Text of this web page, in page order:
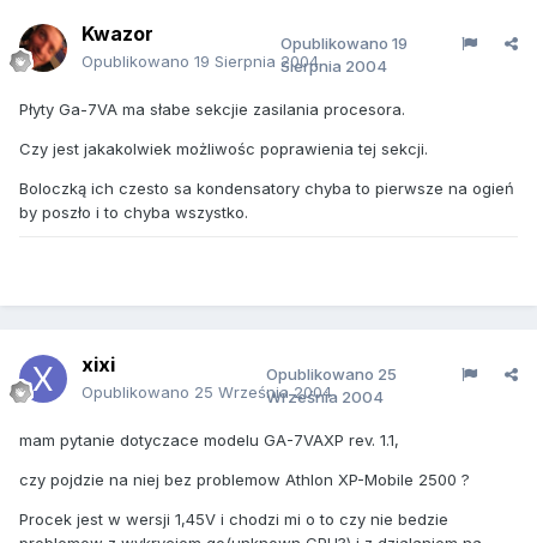
Kwazor
Opublikowano 19 Sierpnia 2004
Opublikowano 19
Sierpnia 2004
Płyty Ga-7VA ma słabe sekcjie zasilania procesora.
Czy jest jakakolwiek możliwośc poprawienia tej sekcji.
Boloczką ich czesto sa kondensatory chyba to pierwsze na ogień
by poszło i to chyba wszystko.
xixi
Opublikowano 25 Września 2004
Opublikowano 25
Września 2004
mam pytanie dotyczace modelu GA-7VAXP rev. 1.1,
czy pojdzie na niej bez problemow Athlon XP-Mobile 2500 ?
Procek jest w wersji 1,45V i chodzi mi o to czy nie bedzie